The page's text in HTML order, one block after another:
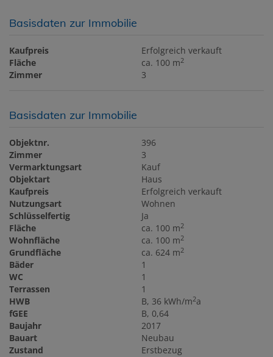
Basisdaten zur Immobilie
Kaufpreis
Erfolgreich verkauft
Fläche
ca. 100 m2
Zimmer 3
Basisdaten zur Immobilie
Objektnr.
396
Zimmer
3
Vermarktungsart
Kauf
Objektart
Haus
Kaufpreis
Erfolgreich verkauft
Nutzungsart
Wohnen
Schlüsselfertig
Ja
Fläche
ca. 100 m2
Wohnfläche ca. 100 m2
Grundfläche ca. 624 m2
Bäder
1
WC
1
Terrassen
1
HWB
B, 36 kWh/m2a
fGEE
B, 0,64
Baujahr
2017
Bauart
Neubau
Zustand
Erstbezug